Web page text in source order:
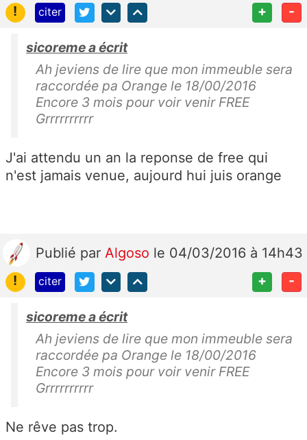
!
citer + -
sicoreme a écrit
Ah jeviens de lire que mon immeuble sera
raccordée pa Orange le 18/00/2016
Encore 3 mois pour voir venir FREE
Grrrrrrrrrr
J'ai attendu un an la reponse de free qui
n'est jamais venue, aujourd hui juis orange
Publié par Algoso le 04/03/2016 à 14h43
!
citer + -
sicoreme a écrit
Ah jeviens de lire que mon immeuble sera
raccordée pa Orange le 18/00/2016
Encore 3 mois pour voir venir FREE
Grrrrrrrrrr
Ne rêve pas trop.